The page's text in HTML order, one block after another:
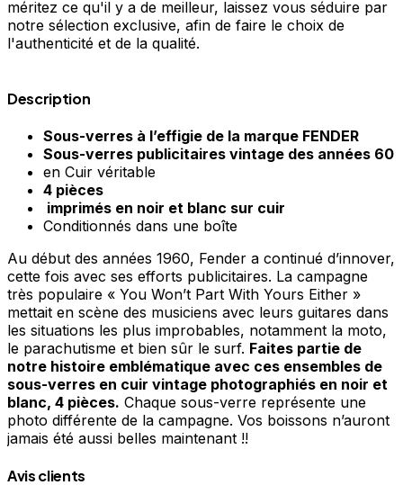
méritez ce qu'il y a de meilleur, laissez vous séduire par
notre sélection exclusive, afin de faire le choix de
l'authenticité et de la qualité.
Description
Sous-verres à l’effigie de la marque FENDER
Sous-verres publicitaires vintage des années 60
en Cuir véritable
4 pièces
imprimés en noir et blanc sur cuir
Conditionnés dans une boîte
Au début des années 1960, Fender a continué d’innover,
cette fois avec ses efforts publicitaires. La campagne
très populaire « You Won’t Part With Yours Either »
mettait en scène des musiciens avec leurs guitares dans
les situations les plus improbables, notamment la moto,
le parachutisme et bien sûr le surf. Faites partie de
notre histoire emblématique avec ces ensembles de
sous-verres en cuir vintage photographiés en noir et
blanc, 4 pièces. Chaque sous-verre représente une
photo différente de la campagne. Vos boissons n’auront
jamais été aussi belles maintenant !!
Avis clients